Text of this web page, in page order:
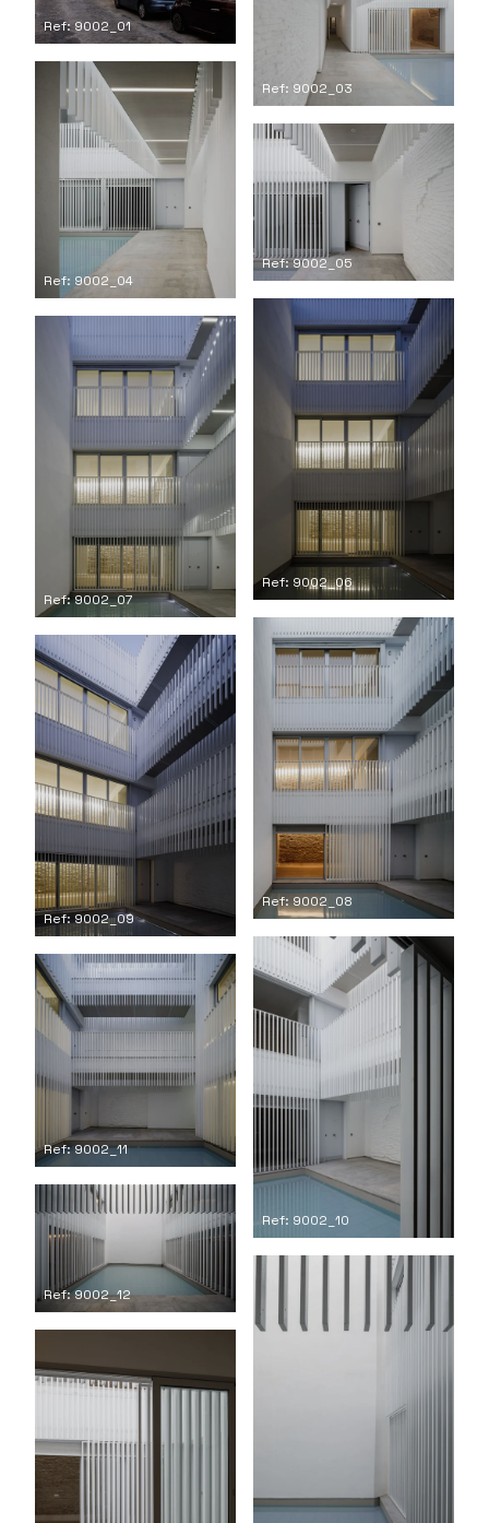
Ref: 9002_01
Ref: 9002_03
Ref: 9002_04
Ref: 9002_05
Ref: 9002_06
Ref: 9002_07
Ref: 9002_08
Ref: 9002_09
Ref: 9002_10
Ref: 9002_11
Ref: 9002_12